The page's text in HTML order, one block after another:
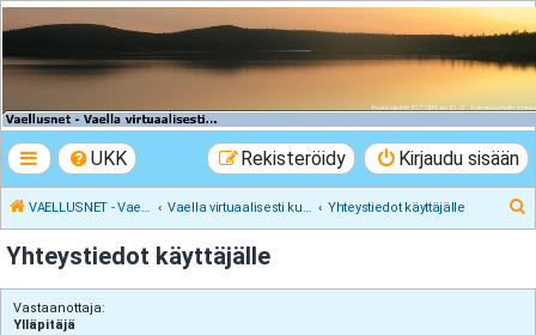
VAELLUSNET -
Vaellusturinat II
UKK Kirjaudu sisään
Rekisteröidy
VAELLUSNET - Vaellusturinat II Vaella virtuaalisesti kunnes pääset oikeasti Yhteystiedot käyttäjälle
i
Yhteystiedot käyttäjälle
Vastaanottaja:
Ylläpitäjä